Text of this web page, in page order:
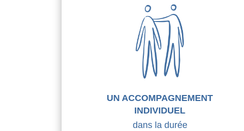
UN ACCOMPAGNEMENT
INDIVIDUEL
dans la durée